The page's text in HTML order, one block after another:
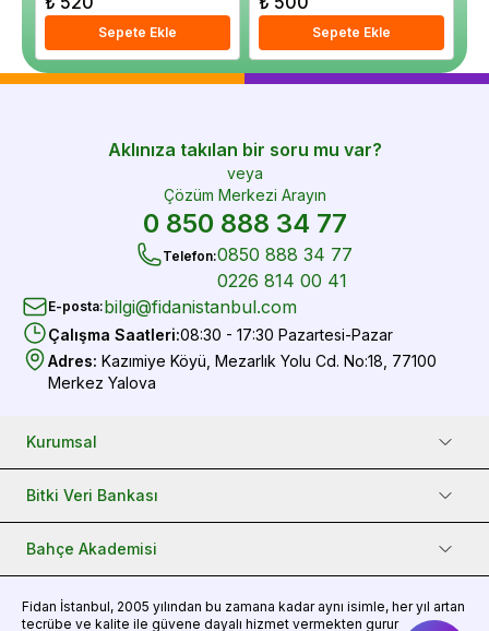
Sepete Ekle Sepete Ekle
Aklınıza takılan bir soru mu var?
veya
Çözüm Merkezi Arayın
0 850 888 34 77
Telefon:0850 888 34 77
0226 814 00 41
E-posta:bilgi@fidanistanbul.com
Çalışma Saatleri:08:30 - 17:30 Pazartesi-Pazar
Adres: Kazımiye Köyü, Mezarlık Yolu Cd. No:18, 77100
Merkez Yalova
Kurumsal
Bitki Veri Bankası
Bahçe Akademisi
Fidan İstanbul, 2005 yılından bu zamana kadar aynı isimle, her yıl artan
tecrübe ve kalite ile güvene dayalı hizmet vermekten gurur